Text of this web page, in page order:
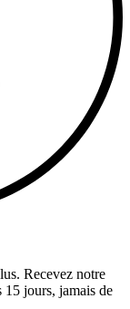
Recevez notre
15 jours, jamais de